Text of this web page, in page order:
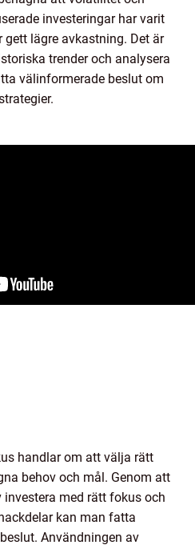
investeringar har varit
lägre avkastning. Det är
trender och analysera
välinformerade beslut om
handlar om att välja rätt
behov och mål. Genom att
med rätt fokus och
kan man fatta
Användningen av